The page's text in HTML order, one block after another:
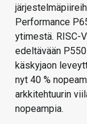
Performance
ytimestä. RISC-
edeltävään
käskyjaon
nyt 40 %
arkkitehtuurin
nopeampia.